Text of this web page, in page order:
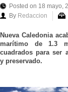
Posted on 18 mayo,
By Redaccion
Nueva Caledonia
marítimo de 1.3
cuadrados para ser
y preservado.